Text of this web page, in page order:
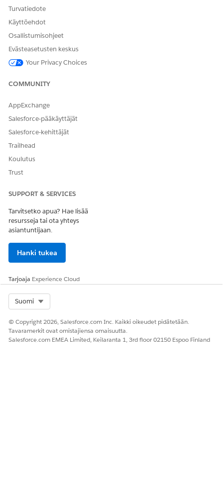
Turvatiedote
Käyttöehdot
Osallistumisohjeet
Evästeasetusten keskus
Your Privacy Choices
COMMUNITY
AppExchange
Salesforce-pääkäyttäjät
Salesforce-kehittäjät
Trailhead
Koulutus
Trust
SUPPORT & SERVICES
Tarvitsetko apua? Hae lisää
resursseja tai ota yhteys
asiantuntijaan.
Hanki tukea
Tarjoaja Experience Cloud
Suomi
© Copyright 2026, Salesforce.com Inc. Kaikki oikeudet pidätetään.
Tavaramerkit ovat omistajiensa omaisuutta.
Salesforce.com EMEA Limited, Keilaranta 1, 3rd floor 02150 Espoo Finland